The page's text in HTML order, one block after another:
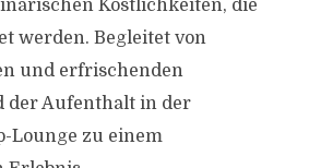
Köstlichkeiten, die
werden. Begleitet von
und erfrischenden
der Aufenthalt in der
Lounge zu einem